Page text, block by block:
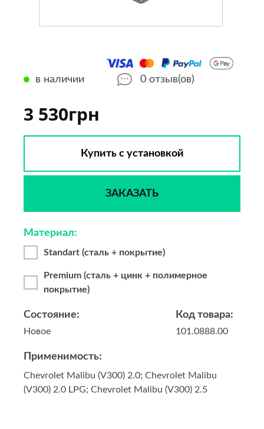
3 530грн
Купить с установкой
ЗАКАЗАТЬ
в наличии 0 отзыв(ов)
Код товара:
101.0888.00
Состояние:
Новое
Материал:
Standart (сталь + покрытие)
Premium (сталь + цинк + полимерное
покрытие)
Применимость:
Chevrolet Malibu (V300) 2.0; Chevrolet Malibu
(V300) 2.0 LPG; Chevrolet Malibu (V300) 2.5